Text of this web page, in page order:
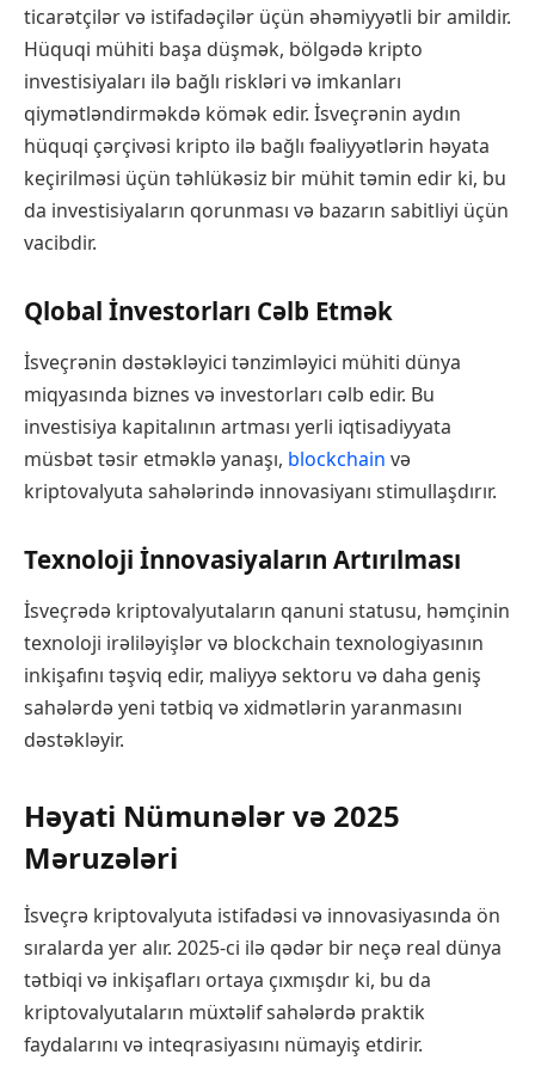
ticarətçilər və istifadəçilər üçün əhəmiyyətli bir amildir.
Hüquqi mühiti başa düşmək, bölgədə kripto
investisiyaları ilə bağlı riskləri və imkanları
qiymətləndirməkdə kömək edir. İsveçrənin aydın
hüquqi çərçivəsi kripto ilə bağlı fəaliyyətlərin həyata
keçirilməsi üçün təhlükəsiz bir mühit təmin edir ki, bu
da investisiyaların qorunması və bazarın sabitliyi üçün
vacibdir.
Qlobal İnvestorları Cəlb Etmək
İsveçrənin dəstəkləyici tənzimləyici mühiti dünya
miqyasında biznes və investorları cəlb edir. Bu
investisiya kapitalının artması yerli iqtisadiyyata
müsbət təsir etməklə yanaşı, blockchain və
kriptovalyuta sahələrində innovasiyanı stimullaşdırır.
Texnoloji İnnovasiyaların Artırılması
İsveçrədə kriptovalyutaların qanuni statusu, həmçinin
texnoloji irəliləyişlər və blockchain texnologiyasının
inkişafını təşviq edir, maliyyə sektoru və daha geniş
sahələrdə yeni tətbiq və xidmətlərin yaranmasını
dəstəkləyir.
Həyati Nümunələr və 2025
Məruzələri
İsveçrə kriptovalyuta istifadəsi və innovasiyasında ön
sıralarda yer alır. 2025-ci ilə qədər bir neçə real dünya
tətbiqi və inkişafları ortaya çıxmışdır ki, bu da
kriptovalyutaların müxtəlif sahələrdə praktik
faydalarını və inteqrasiyasını nümayiş etdirir.